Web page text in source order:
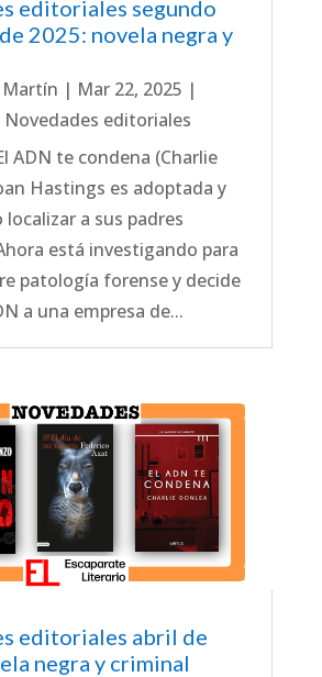
editoriales segundo
2025: novela negra y
| Mar 22, 2025 |
Novedades editoriales
te condena (Charlie
Hastings es adoptada y
a sus padres
está investigando para
patología forense y decide
a una empresa de...
editoriales abril de
negra y criminal